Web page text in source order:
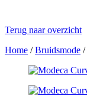
Terug naar overzicht
Home /Bruidsmode /